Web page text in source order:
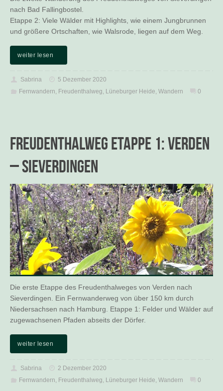
nach Bad Fallingbostel.
Etappe 2: Viele Wälder mit Highlights, wie einem Jungbrunnen
und größere Ortschaften, wie Walsrode, liegen auf dem Weg.
weiter lesen
Sabrina
5 Dezember 2020
Fernwandern, Freudenthalweg, Lüneburger Heide, Wandern 0
Freudenthalweg Etappe 1: Verden
– Sieverdingen
Die erste Etappe des Freudenthalweges von Verden nach
Sieverdingen. Ein Fernwanderweg von über 150 km durch
Niedersachsen nach Hamburg. Etappe 1: Felder und Wälder auf
zugewachsenen Pfaden abseits der Dörfer.
weiter lesen
Sabrina
2 Dezember 2020
Fernwandern, Freudenthalweg, Lüneburger Heide, Wandern 0